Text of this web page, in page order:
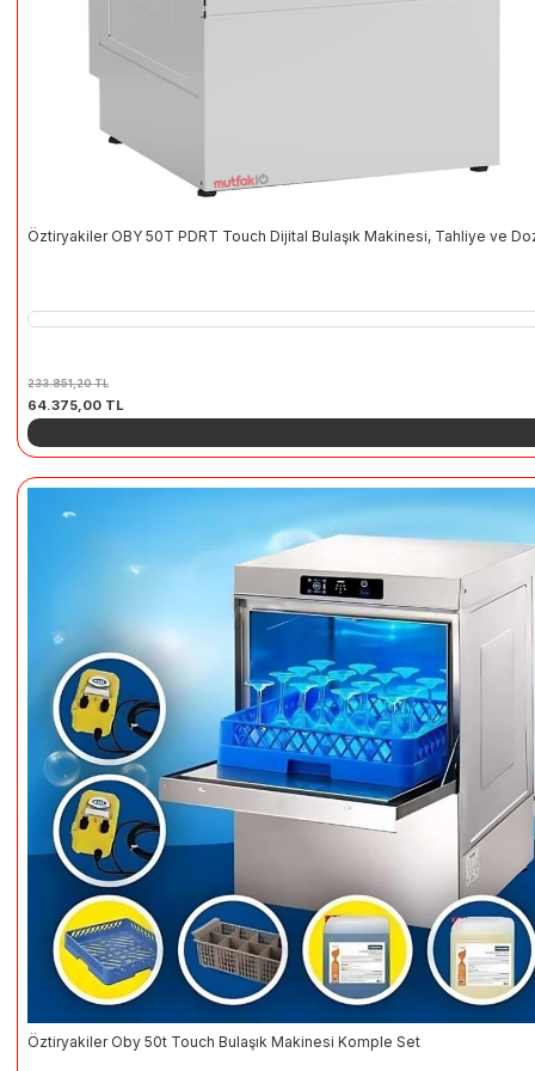
Öztiryakiler OBY 50T PDRT Touch Dijital Bulaşık Makinesi,
233.851,20TL
Orijinal
fiyat:
233.851,20 TL.
64.375,00 TLŞu
fiyat:
Öztiryakiler Oby 50t Touch Bulaşık Makinesi Komple Set